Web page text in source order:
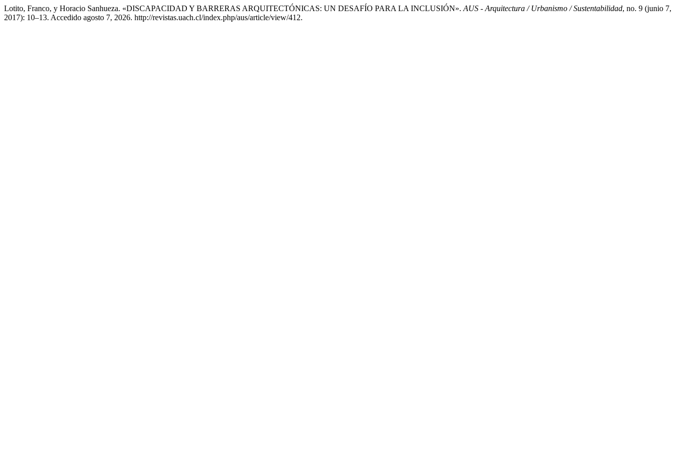
Lotito, Franco, y Horacio Sanhueza. «DISCAPACIDAD Y BARRERAS ARQUITECTÓNICAS: UN DESAFÍO PARA LA INCLUSIÓN». AUS - Arquitectura / Urbanismo / Sustentabilidad, no. 9 (junio 7,
2017): 10–13. Accedido agosto 7, 2026. http://revistas.uach.cl/index.php/aus/article/view/412.